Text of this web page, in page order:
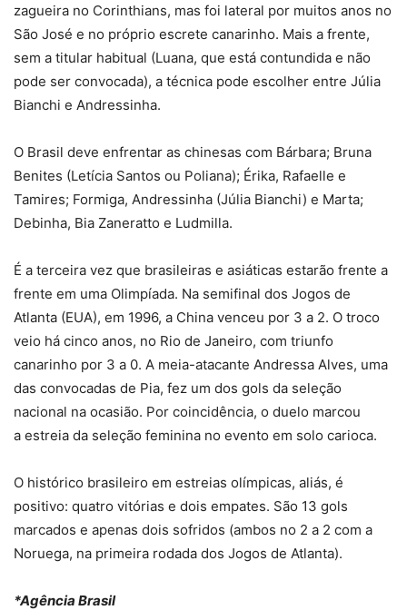
zagueira no Corinthians, mas foi lateral por muitos anos no
São José e no próprio escrete canarinho. Mais a frente,
sem a titular habitual (Luana, que está contundida e não
pode ser convocada), a técnica pode escolher entre Júlia
Bianchi e Andressinha.
O Brasil deve enfrentar as chinesas com Bárbara; Bruna
Benites (Letícia Santos ou Poliana); Érika, Rafaelle e
Tamires; Formiga, Andressinha (Júlia Bianchi) e Marta;
Debinha, Bia Zaneratto e Ludmilla.
É a terceira vez que brasileiras e asiáticas estarão frente a
frente em uma Olimpíada. Na semifinal dos Jogos de
Atlanta (EUA), em 1996, a China venceu por 3 a 2. O troco
veio há cinco anos, no Rio de Janeiro, com triunfo
canarinho por 3 a 0. A meia-atacante Andressa Alves, uma
das convocadas de Pia, fez um dos gols da seleção
nacional na ocasião. Por coincidência, o duelo marcou
a estreia da seleção feminina no evento em solo carioca.
O histórico brasileiro em estreias olímpicas, aliás, é
positivo: quatro vitórias e dois empates. São 13 gols
marcados e apenas dois sofridos (ambos no 2 a 2 com a
Noruega, na primeira rodada dos Jogos de Atlanta).
*Agência Brasil